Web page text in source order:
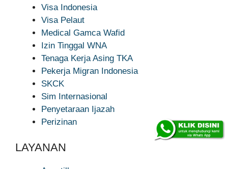
Visa Indonesia
Visa Pelaut
Medical Gamca Wafid
Izin Tinggal WNA
Tenaga Kerja Asing TKA
Pekerja Migran Indonesia
SKCK
Sim Internasional
Penyetaraan Ijazah
Perizinan
LAYANAN